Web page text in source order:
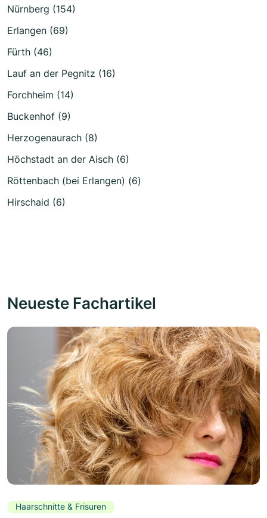
Nürnberg (154)
Erlangen (69)
Fürth (46)
Lauf an der Pegnitz (16)
Forchheim (14)
Buckenhof (9)
Herzogenaurach (8)
Höchstadt an der Aisch (6)
Röttenbach (bei Erlangen) (6)
Hirschaid (6)
Neueste Fachartikel
Haarschnitte & Frisuren